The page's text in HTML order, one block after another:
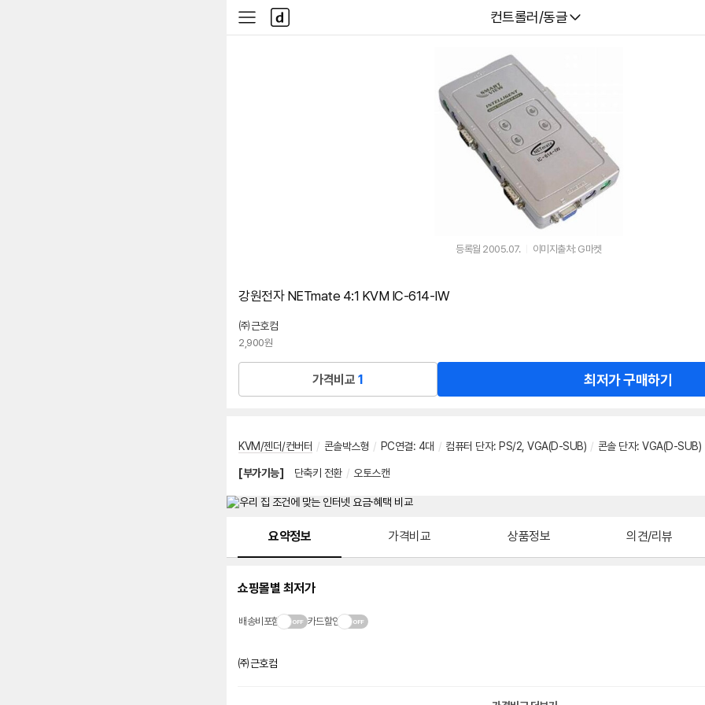
다나와
컨트롤러/동글
사
이
다
나
와
등록월 2005.07. 이미지출처: G마켓
강원전자 NETmate 4:1 KVM IC-614-IW
㈜근호컴
2,900원
가격비교 1 최저가 구매하기
KVM/젠더/컨버터 / 콘솔박스형 / PC연결: 4대 / 컴퓨터 단자: PS/2 VGA(D-SUB) / 콘솔 단자: VGA(D-SUB)
[부가기능] 단축키 전환 / 오토스캔
요약정보 가격비교 상품정보 의견/리뷰
쇼핑몰별 최저가
배송비포함 카드할인
㈜근호컴